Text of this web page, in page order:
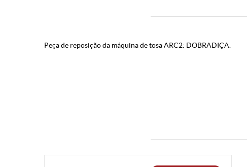
Peça de reposição da máquina de tosa ARC2: DOBRADIÇA.